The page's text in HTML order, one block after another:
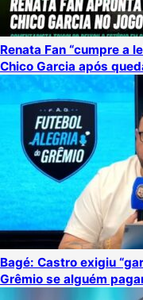
Renata Fan “cumpre a
Chico Garcia após
Bagé: Castro exigiu
Grêmio se alguém